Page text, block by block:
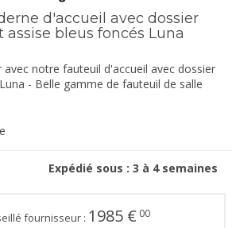
d'accueil avec dossier
bleus foncés Luna
notre fauteuil d'accueil avec dossier
- Belle gamme de fauteuil de salle
Expédié sous : 3 à 4 semaines
fournisseur : 1985 € 00